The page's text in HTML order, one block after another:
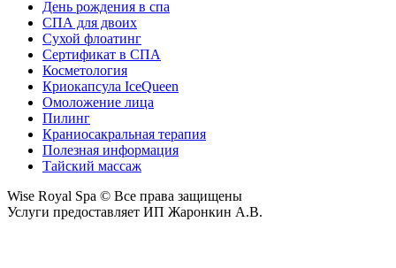
День рождения в спа
СПА для двоих
Сухой флоатинг
Cертификат в СПА
Косметология
Криокапсула IceQueen
Омоложение лица
Пилинг
Краниосакральная терапия
Полезная информация
Тайский массаж
Wise Royal Spa © Все права защищены
Услуги предоставляет ИП Жаронкин А.В.